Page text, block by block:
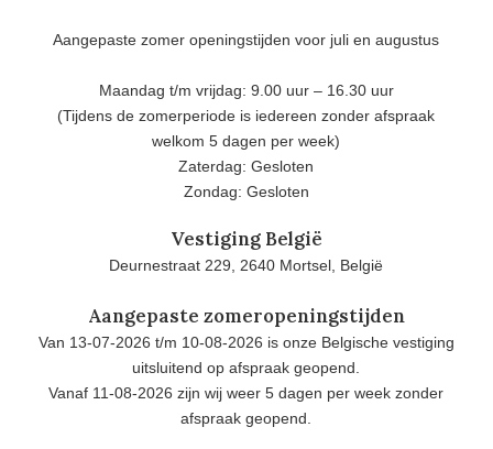
Aangepaste zomer openingstijden voor juli en augustus
Maandag t/m vrijdag: 9.00 uur – 16.30 uur
(Tijdens de zomerperiode is iedereen zonder afspraak
welkom 5 dagen per week)
Zaterdag: Gesloten
Zondag: Gesloten
Vestiging België
Deurnestraat 229, 2640 Mortsel, België
Aangepaste zomeropeningstijden
Van 13-07-2026 t/m 10-08-2026 is onze Belgische vestiging
uitsluitend op afspraak geopend.
Vanaf 11-08-2026 zijn wij weer 5 dagen per week zonder
afspraak geopend.